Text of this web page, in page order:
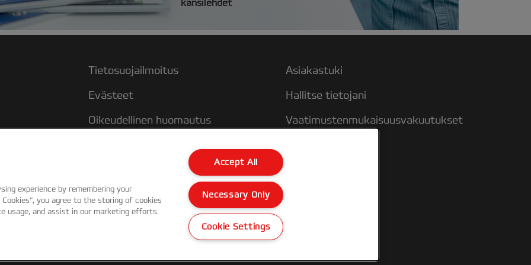
kansilehdet
Tietosuojailmoitus
Evästeet
Oikeudellinen huomautus
Asiakastuki
Hallitse tietojani
Vaatimustenmukaisuusvakuutukset
experience by remembering your
you agree to the storing of cookies
usage, and assist in our marketing efforts.
Accept All
Necessary Only
Cookie Settings